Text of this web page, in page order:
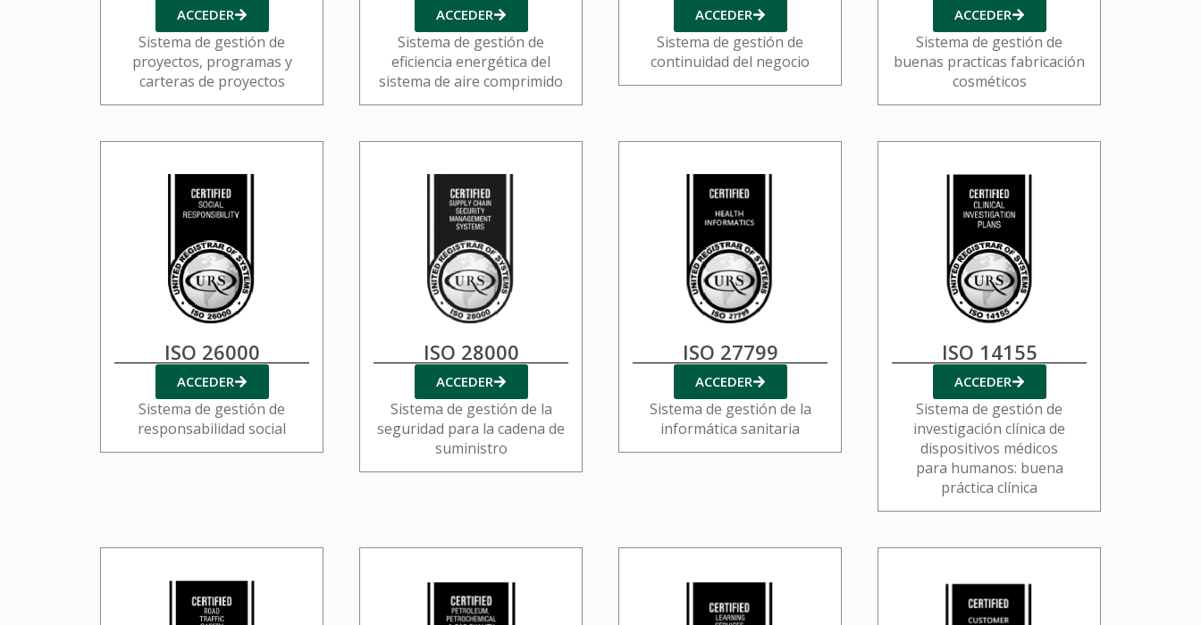
ACCEDER
Sistema de gestión de
proyectos, programas y
carteras de proyectos
ACCEDER
Sistema de gestión de
eficiencia energética del
sistema de aire comprimido
ACCEDER
Sistema de gestión de
continuidad del negocio
ACCEDER
Sistema de gestión de
buenas practicas fabricación
cosméticos
ISO 26000
ACCEDER
Sistema de gestión de
responsabilidad social
ISO 28000
ACCEDER
Sistema de gestión de la
seguridad para la cadena de
suministro
ISO 27799
ACCEDER
Sistema de gestión de la
informática sanitaria
ISO 14155
ACCEDER
Sistema de gestión de
investigación clínica de
dispositivos médicos
para humanos: buena
práctica clínica